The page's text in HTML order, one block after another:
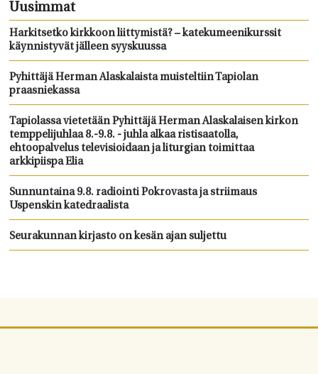
Uusimmat
Harkitsetko kirkkoon liittymistä? – katekumeenikurssit
käynnistyvät jälleen syyskuussa
Pyhittäjä Herman Alaskalaista muisteltiin Tapiolan
praasniekassa
Tapiolassa vietetään Pyhittäjä Herman Alaskalaisen kirkon
temppelijuhlaa 8.-9.8. - juhla alkaa ristisaatolla,
ehtoopalvelus televisioidaan ja liturgian toimittaa
arkkipiispa Elia
Sunnuntaina 9.8. radiointi Pokrovasta ja striimaus
Uspenskin katedraalista
Seurakunnan kirjasto on kesän ajan suljettu